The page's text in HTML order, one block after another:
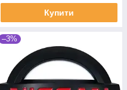
Купити
–3%